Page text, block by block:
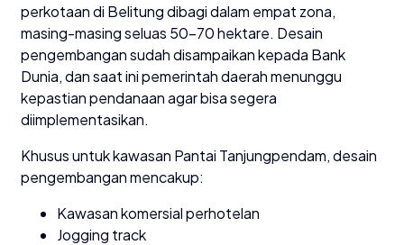
perkotaan di Belitung dibagi dalam empat zona,
masing-masing seluas 50–70 hektare. Desain
pengembangan sudah disampaikan kepada Bank
Dunia, dan saat ini pemerintah daerah menunggu
kepastian pendanaan agar bisa segera
diimplementasikan.
Khusus untuk kawasan Pantai Tanjungpendam, desain
pengembangan mencakup:
Kawasan komersial perhotelan
Jogging track